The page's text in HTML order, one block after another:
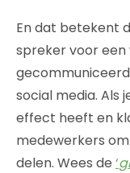
En dat betekent
spreker voor een
social media. Als
effect heeft en
medewerkers
delen. Wees de ‘